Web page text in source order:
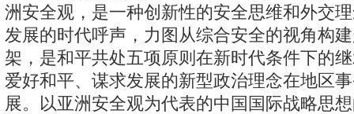
洲安全观，是一种创新性的安全思维和外交
发展的时代呼声，力图从综合安全的视角构
架，是和平共处五项原则在新时代条件下的
爱好和平、谋求发展的新型政治理念在地区
展。以亚洲安全观为代表的中国国际战略思